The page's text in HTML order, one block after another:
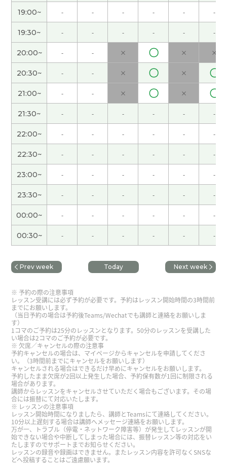
我家的打印机是佳能的噴打。品牌跟你不一样，但
是常常发生同样的问题。有点麻烦，是不是？( 50
代 男性 )
我非常好奇“耙耙柑！pa2pa2gan1”到底是什么水
果。虽然我还没怎么尝过新奇的水果，但吃过新品
种的橘子和草莓。它们个头很大，味道也很棒。
性 )
我女儿从小就喜欢吃中国菜。其实吧，我家附近有
一家中国餐厅，她很喜欢那里的什锦汤面和虾仁蛋
炒饭，每次去吃的时候她都点这两个。最后她对服
务员说，“我要常点的。”就行了。服务员微笑地
说“好的，请等一下。” 她现在22岁了，现在去那
家店的时候也还是这样点菜。
( 50代 男性 )
感謝小白老师，我学到了很多。 您丈夫会做饭呢，
真厉害！那个菜看起来很好吃。大概的日本人也喜
欢吃牛肉炖菜。可能会在晚上吃！期待下次见(^^)
早上起来喜欢的菜就做好了，真是太棒了。 老师的
丈夫真了不起！ 我也做这个菜。但是平时不怎么用
肉块。除了特别（圣诞节，生日等等）的时候，我
用切片的肉。好像跟西红柿炖牛肉不一样的菜吧
谢谢您的课程。您儿子快要小学开学啊！ 是这样。
了解外国家的文化挺有意思的。日本和中国的新年
时期不一样，但 在日本 也传統风俗习惯。日本在新
年后的第七天 会吃＂七草粥＂ 祈求平安无病。这是
加了七种有意思的菜的粥。很有意思，是吗？
(*^▽^*)在第十五天有“镜开日“。这个意思是 吃新年
期间装饰的年糕的日子。两者都不会成为假日。
我大部分喜欢吃怎么食物。所以记不起来不太好吃
的食物。可是我不可能吃多辣辣的食物。我去过外
国的时候，有时候很难看懂辣不辣。（虽然我问问
19:00~ - - - - - -
19:30~ - - - - - -
20:00~ - - × 〇 × ×
20:30~ - - × 〇 × 〇
21:00~ - - × 〇 × 〇
21:30~ - - - - - -
22:00~ - - - - - -
22:30~ - - - - - -
23:00~ - - - - - -
23:30~ - - - - - -
00:00~ - - - - - -
00:30~ - - - - - -
Prev week Today Next week
予約の際の注意事項
レッスン受講には必ず予約が必要です。予約はレッスン開始時間の3時間前
までにお願いします。
（当日予約の場合は予約後Teams/Wechatでも講師と連絡をお願いしま
す）
1コマのご予約は25分のレッスンとなります。50分のレッスンを受講した
い場合は2コマのご予約が必要です。
欠席／キャンセルの際の注意事
予約キャンセルの場合は、マイページからキャンセルを申請してくださ
い。（3時間前までにキャンセルをお願いします）
キャンセルされる場合はできるだけ早めにキャンセルをお願いします。
予約したまま欠席が2回以上発生した場合、予約保有数が1回に制限される
場合があります。
講師からレッスンをキャンセルさせていただく場合もございます。その場
合には振替にて対応いたします。
レッスンの注意事項
レッスン開始時間になりましたら、講師とTeamsにて連絡してください。
10分以上遅刻する場合は講師へメッセージ連絡をお願いします。
万が一、トラブル（停電・ネットワーク障害等）が発生してレッスンが開
始できない場合や中断してしまった場合には、振替レッスン等の対応をい
たしますのでサポートまでお知らせください。
レッスンの録音や録画はできません。またレッスン内容を許可なくSNSな
どへ投稿することはご遠慮願います。